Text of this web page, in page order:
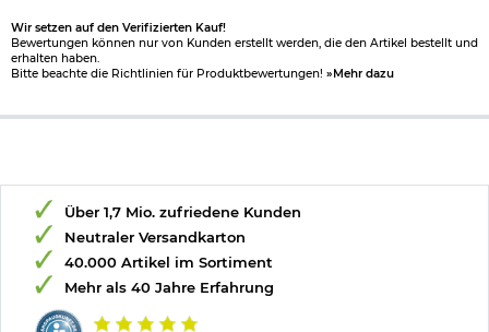
Wir setzen auf den Verifizierten Kauf!
Bewertungen können nur von Kunden erstellt werden, die den Artikel bestellt und
erhalten haben.
Bitte beachte die Richtlinien für Produktbewertungen! »Mehr dazu
Über 1,7 Mio. zufriedene Kunden
Neutraler Versandkarton
40.000 Artikel im Sortiment
Mehr als 40 Jahre Erfahrung